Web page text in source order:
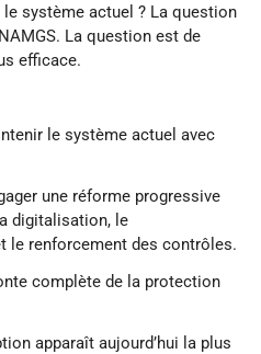
système actuel ? La question
La question est de
efficace.
le système actuel avec
une réforme progressive
digitalisation, le
le renforcement des contrôles.
complète de la protection
apparaît aujourd’hui la plus